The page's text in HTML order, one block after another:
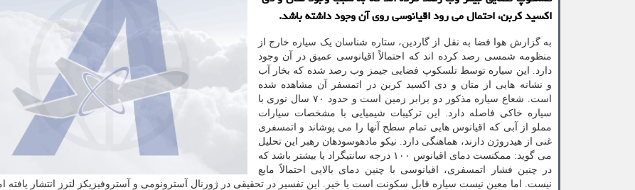
اکسید کربن، احتمال می رود اقیانوسی روی آن وجود داشته باشد.
به گزارش هوا فضا به نقل از گاردین، ستاره شناسان یک سیاره خارج از
منظومه شمسی رصد کرده اند که احتمالاً اقیانوسی عمیق در آن وجود
دارد. این سیاره توسط تلسکوپ فضایی جیمز وب رصد شده که بخار آب
و نشانه هایی از متان و دی اکسید کربن در اتمسفر آن مشاهده شده
است. شعاع سیاره مذکور دو برابر زمین است و حدود ۷۰ سال نوری با
سیاره خاکی فاصله دارد. این ترکیبات شیمیایی با مشخصات سیارات
مملو از آبی که اقیانوس هایی تمام سطح آنها را می پوشاند و اتمسفری
غنی از هیدروژن دارند، هماهنگی دارد. نیکو مادهوسودهان رهبر این تحلیل
می گوید: ممکنست دمای اقیانوس ۱۰۰ درجه سانتیگراد یا بیشتر باشد که
در چنین فشار اتمسفری، اقیانوسی با چنین دمای بالایی احتمالاً مایع
نیست. اما معین نیست سیاره قابل سکونت است یا خیر. این تفسیر در تحقیقی در ژورنال آسترونومی و آستروفیزیکز لترز انتشار یافته